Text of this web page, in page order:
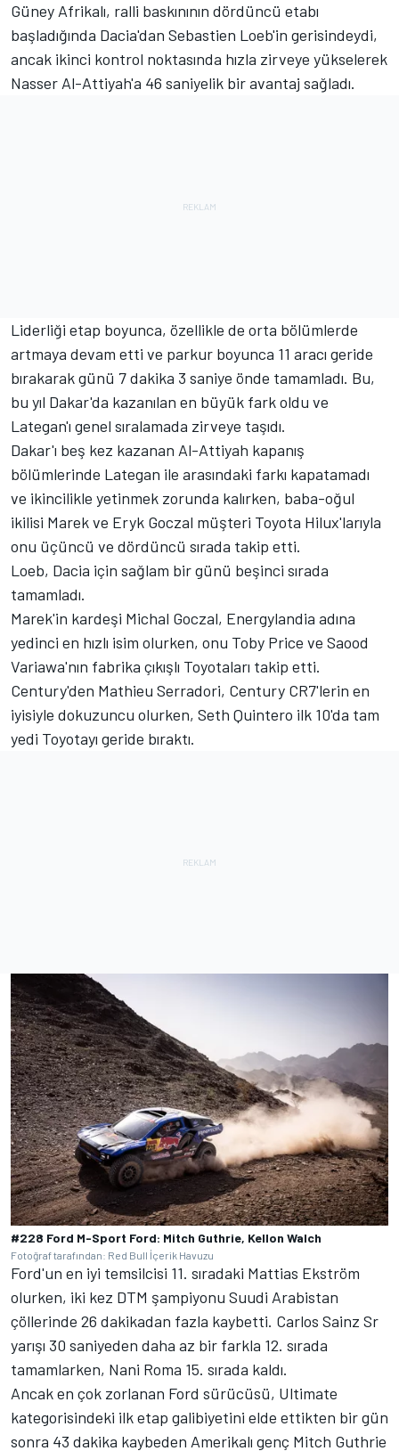
Güney Afrikalı, ralli baskınının dördüncü etabı
başladığında Dacia'dan Sebastien Loeb'in gerisindeydi,
ancak ikinci kontrol noktasında hızla zirveye yükselerek
Nasser Al-Attiyah'a 46 saniyelik bir avantaj sağladı.
Liderliği etap boyunca, özellikle de orta bölümlerde
artmaya devam etti ve parkur boyunca 11 aracı geride
bırakarak günü 7 dakika 3 saniye önde tamamladı. Bu,
bu yıl Dakar'da kazanılan en büyük fark oldu ve
Lategan'ı genel sıralamada zirveye taşıdı.
Dakar'ı beş kez kazanan Al-Attiyah kapanış
bölümlerinde Lategan ile arasındaki farkı kapatamadı
ve ikincilikle yetinmek zorunda kalırken, baba-oğul
ikilisi Marek ve Eryk Goczal müşteri Toyota Hilux'larıyla
onu üçüncü ve dördüncü sırada takip etti.
Loeb, Dacia için sağlam bir günü beşinci sırada
tamamladı.
Marek'in kardeşi Michal Goczal, Energylandia adına
yedinci en hızlı isim olurken, onu Toby Price ve Saood
Variawa'nın fabrika çıkışlı Toyotaları takip etti.
Century'den Mathieu Serradori, Century CR7'lerin en
iyisiyle dokuzuncu olurken, Seth Quintero ilk 10'da tam
yedi Toyotayı geride bıraktı.
#228 Ford M-Sport Ford: Mitch Guthrie, Kellon Walch
Fotoğraf tarafından: Red Bull İçerik Havuzu
Ford'un en iyi temsilcisi 11. sıradaki Mattias Ekström
olurken, iki kez DTM şampiyonu Suudi Arabistan
çöllerinde 26 dakikadan fazla kaybetti. Carlos Sainz Sr
yarışı 30 saniyeden daha az bir farkla 12. sırada
tamamlarken, Nani Roma 15. sırada kaldı.
Ancak en çok zorlanan Ford sürücüsü, Ultimate
kategorisindeki ilk etap galibiyetini elde ettikten bir gün
sonra 43 dakika kaybeden Amerikalı genç Mitch Guthrie